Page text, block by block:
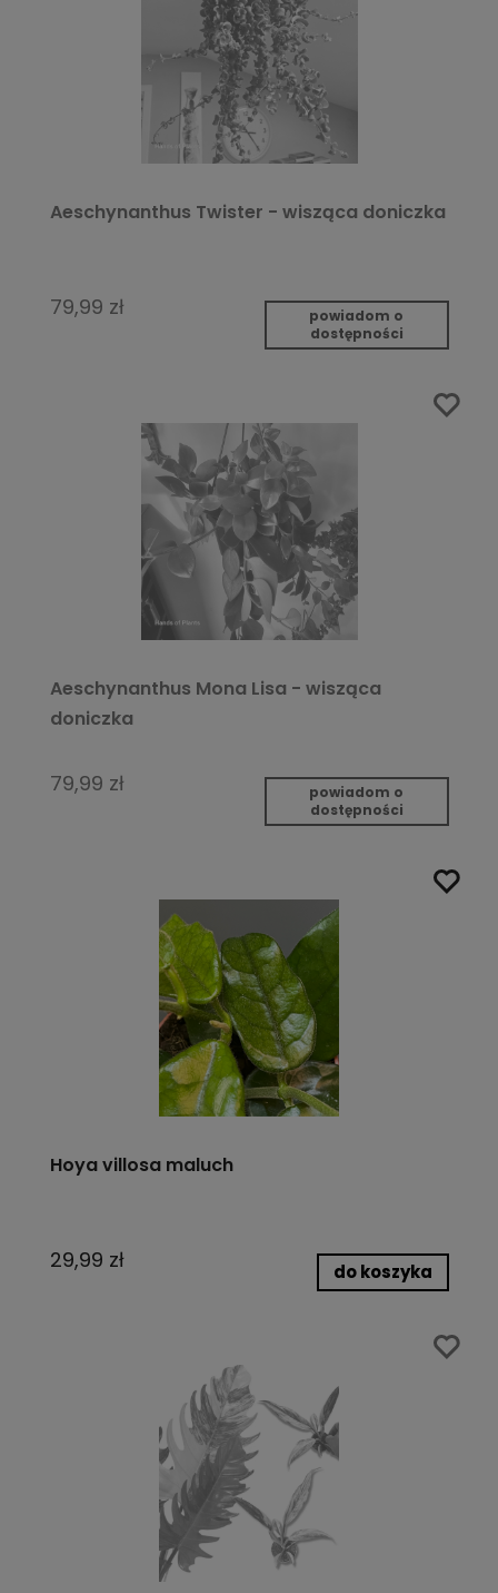
Aeschynanthus Twister - wisząca doniczka
79,99 zł
powiadom o
dostępności
Aeschynanthus Mona Lisa - wisząca
doniczka
79,99 zł
powiadom o
dostępności
Hoya villosa maluch
29,99 zł do koszyka